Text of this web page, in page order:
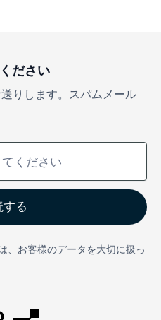
ださい
りします。スパムメール
、お客様のデータを大切に扱っ